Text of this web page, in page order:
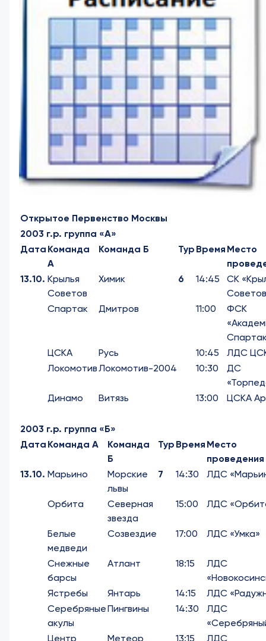
Открытое Первенство Москвы
2003 г.р. группа «А»
Дата Команда
А
Команда Б Тур Время Место
13.10. Крылья
Советов
Химик 6 14:45
СК
Спартак
Дмитров 11:00
ФСК
ЦСКА
Русь 10:45
ЛДС
ЛокомотивЛокомотив-2004 10:30
ДС
Динамо
Витязь 13:00 ЦСКА
2003 г.р. группа «Б»
Дата Команда А
Команда
Б
Тур Время Место
проведения
13.10. Марьино
Морские
львы
7 14:30 ЛДС
Орбита
Северная
звезда
15:00 ЛДС
Белые
медведи
Созвездие 17:00 ЛДС «Умка»
Снежные
барсы
Атлант 18:15
ЛДС
Ястребы
Янтарь 14:15
ЛДС
Серебряные
акулы
Пингвины 14:30
ЛДС
Центр
Метеор 13:15
ЛДС